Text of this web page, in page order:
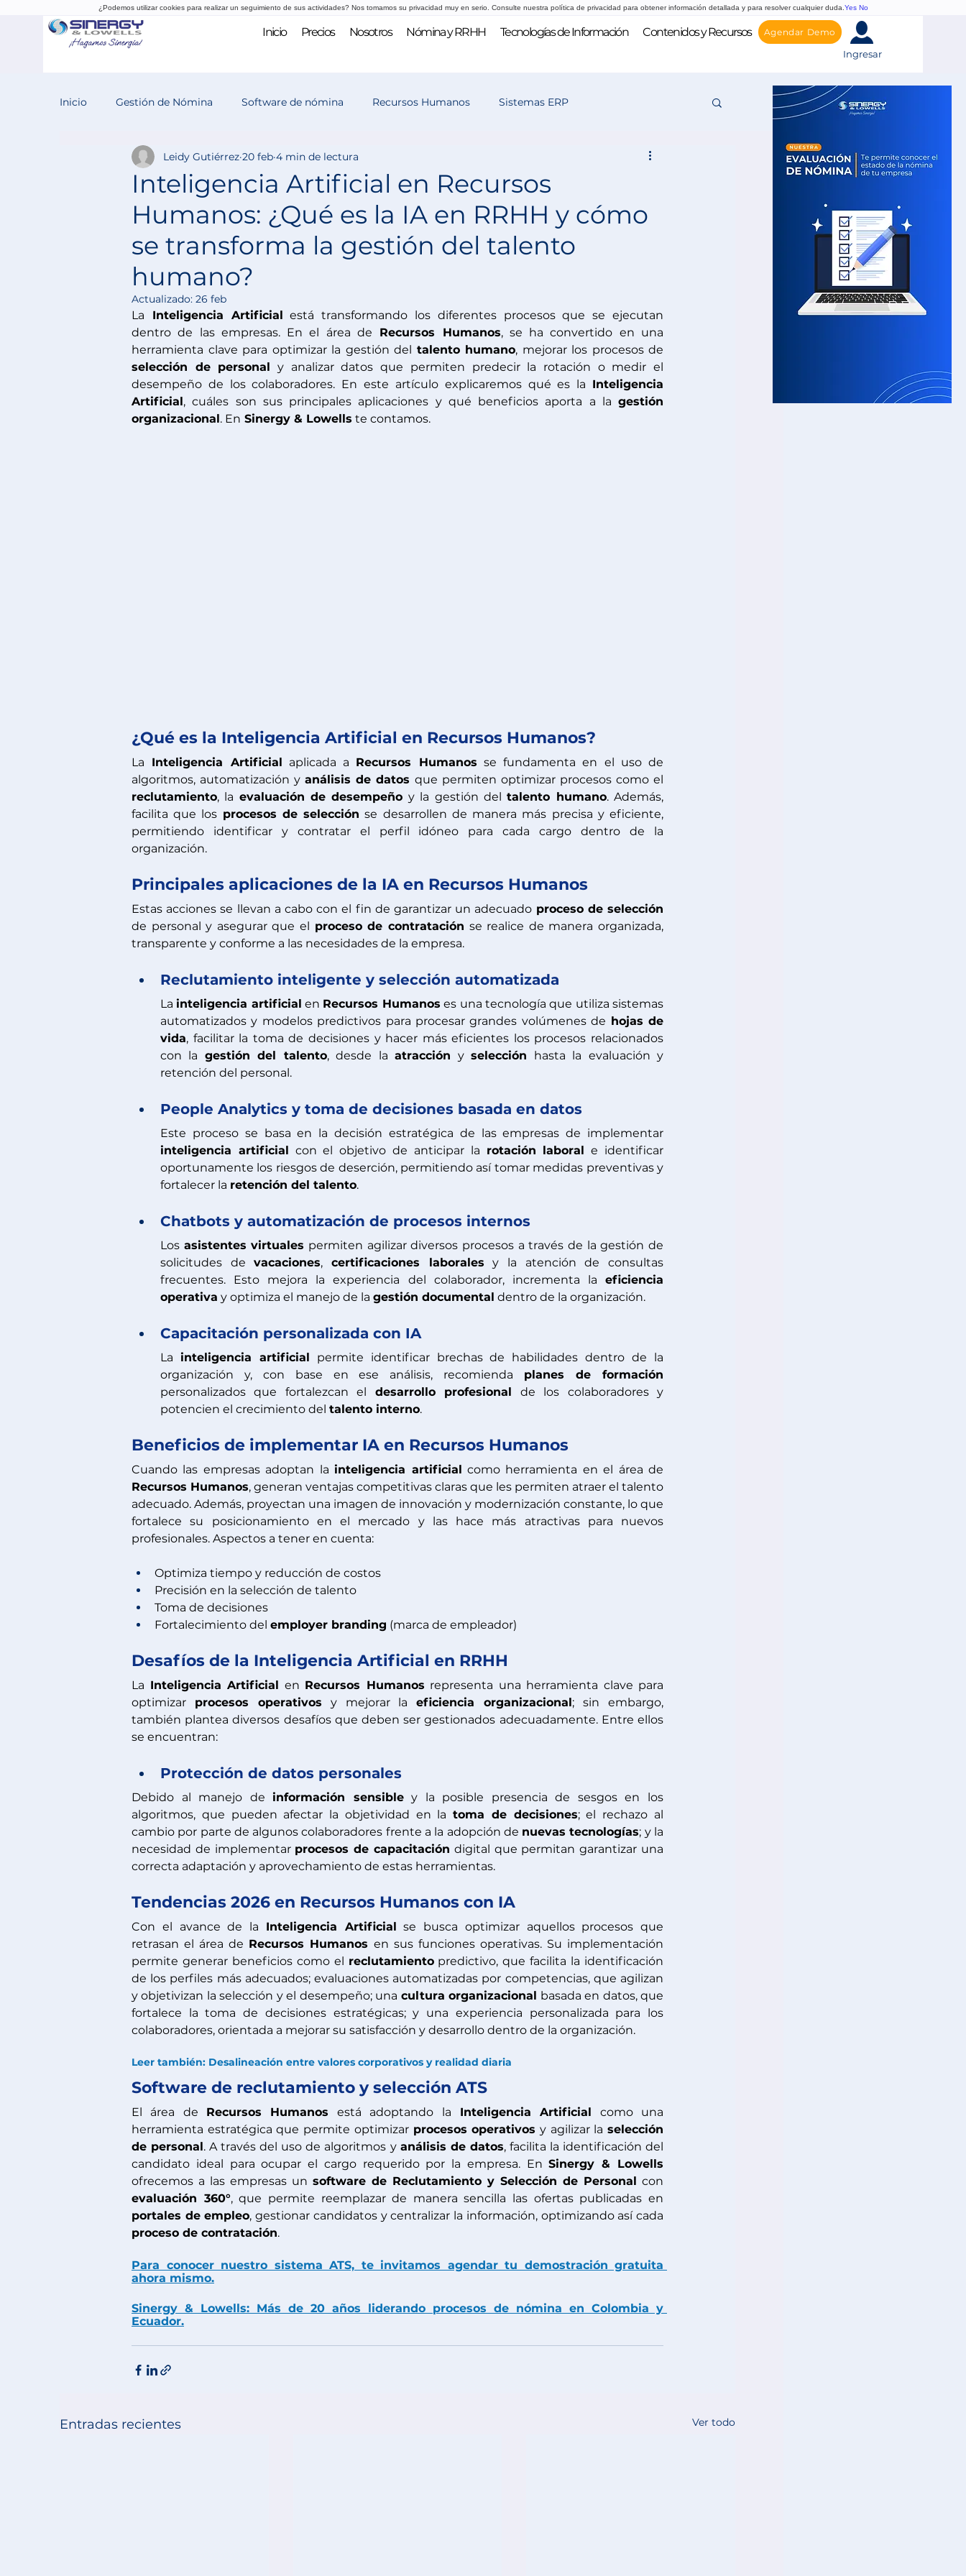
Inicio Precios Nosotros Nómina y RRHH Tecnologías de Información Contenidos y Recursos Agendar Demo
Ingresar
Inicio Gestión de Nómina Software de nómina Recursos Humanos Sistemas ERP
Evaluación del desempeño Reclutamiento y selección
Inteligencia Artificial en Recursos
Humanos: ¿Qué es la IA en RRHH y cómo
se transforma la gestión del talento
humano?
Leidy Gutiérrez 20 feb 4 min de lectura
Actualizado: 26 feb
La Inteligencia Artificial está transformando los diferentes procesos que se ejecutan
dentro de las empresas. En el área de Recursos Humanos, se ha convertido en una
herramienta clave para optimizar la gestión del talento humano
selección de personal y analizar datos que permiten predecir la rotación o medir el
desempeño de los colaboradores. En este artículo explicaremos qué es la Inteligencia
Artificial, cuáles son sus principales aplicaciones y qué beneficios aporta a la gestión
organizacional. En Sinergy & Lowells te contamos.
¿Qué es la Inteligencia Artificial en Recursos Humanos?
La Inteligencia Artificial aplicada a Recursos Humanos se fundamenta en el uso de
algoritmos, automatización y análisis de datos
reclutamiento, la evaluación de desempeño y la gestión del talento humano. Además,
facilita que los procesos de selección se desarrollen de manera más precisa y eficiente,
permitiendo identificar y contratar el perfil idóneo para cada cargo dentro de la
organización.
Principales aplicaciones de la IA en Recursos Humanos
Estas acciones se llevan a cabo con el fin de garantizar un adecuado
de personal y asegurar que el proceso de contratación se realice de manera organizada,
transparente y conforme a las necesidades de la empresa.
Reclutamiento inteligente y selección automatizada
La inteligencia artificial en Recursos Humanos es una tecnología que utiliza sistemas
automatizados y modelos predictivos para procesar grandes volúmenes de hojas de
vida, facilitar la toma de decisiones y hacer más eficientes los procesos relacionados
con la gestión del talento, desde la atracción y selección hasta la evaluación y
retención del personal.
People Analytics y toma de decisiones basada en datos
inteligencia artificial con el objetivo de anticipar la rotación laboral e identificar
oportunamente los riesgos de deserción, permitiendo así tomar medidas preventivas y
fortalecer la retención del talento.
Chatbots y automatización de procesos internos
Los asistentes virtuales permiten agilizar diversos procesos a través de la gestión de
solicitudes de vacaciones, certificaciones laborales y la atención de consultas
frecuentes. Esto mejora la experiencia del colaborador, incrementa la eficiencia
operativa y optimiza el manejo de la gestión documental dentro de la organización.
Capacitación personalizada con IA
La inteligencia artificial permite identificar brechas de habilidades dentro de la
organización y, con base en ese análisis, recomienda planes de formación
personalizados que fortalezcan el desarrollo profesional de los colaboradores y
potencien el crecimiento del talento interno.
Beneficios de implementar IA en Recursos Humanos
Cuando las empresas adoptan la inteligencia artificial
Recursos Humanos, generan ventajas competitivas claras que les permiten atraer el talento
adecuado. Además, proyectan una imagen de innovación y modernización constante, lo que
fortalece su posicionamiento en el mercado y las hace más atractivas para nuevos
profesionales. Aspectos a tener en cuenta:
Optimiza tiempo y reducción de costos
Precisión en la selección de talento
Toma de decisiones
Fortalecimiento del employer branding (marca de empleador)
Desafíos de la Inteligencia Artificial en RRHH
La Inteligencia Artificial en Recursos Humanos representa una herramienta clave para
optimizar procesos operativos y mejorar la eficiencia organizacional; sin embargo,
también plantea diversos desafíos que deben ser gestionados adecuadamente. Entre ellos
se encuentran:
Protección de datos personales
Debido al manejo de información sensible y la posible presencia de sesgos en los
algoritmos, que pueden afectar la objetividad en la toma de decisiones; el rechazo al
cambio por parte de algunos colaboradores frente a la adopción de nuevas tecnologías; y la
necesidad de implementar procesos de capacitación digital que permitan garantizar una
correcta adaptación y aprovechamiento de estas herramientas.
Tendencias 2026 en Recursos Humanos con IA
Con el avance de la Inteligencia Artificial se busca optimizar aquellos procesos que
retrasan el área de Recursos Humanos en sus funciones operativas. Su implementación
permite generar beneficios como el reclutamiento predictivo, que facilita la identificación
de los perfiles más adecuados; evaluaciones automatizadas por competencias, que agilizan
y objetivizan la selección y el desempeño; una cultura organizacional basada en datos, que
fortalece la toma de decisiones estratégicas; y una experiencia personalizada para los
colaboradores, orientada a mejorar su satisfacción y desarrollo dentro de la organización.
Leer también: Desalineación entre valores corporativos y realidad diaria
Software de reclutamiento y selección ATS
El área de Recursos Humanos está adoptando la Inteligencia Artificial como una
herramienta estratégica que permite optimizar procesos operativos y agilizar la selección
de personal. A través del uso de algoritmos y análisis de datos, facilita la identificación del
candidato ideal para ocupar el cargo requerido por la empresa. En Sinergy & Lowells
ofrecemos a las empresas un software de Reclutamiento y Selección de Personal
evaluación 360°
portales de empleo
proceso de contratación.
Para conocer nuestro sistema ATS, te invitamos agendar tu demostración gratuita
ahora mismo.
Sinergy & Lowells: Más de 20 años liderando procesos de nómina en Colombia y
Ecuador.
Entradas recientes Ver todo
¿Podemos utilizar cookies para realizar un seguimiento de sus actividades? Nos tomamos su privacidad muy en serio. Consulte nuestra política de privacidad para obtener información detallada y para resolver cualquier duda. Yes No